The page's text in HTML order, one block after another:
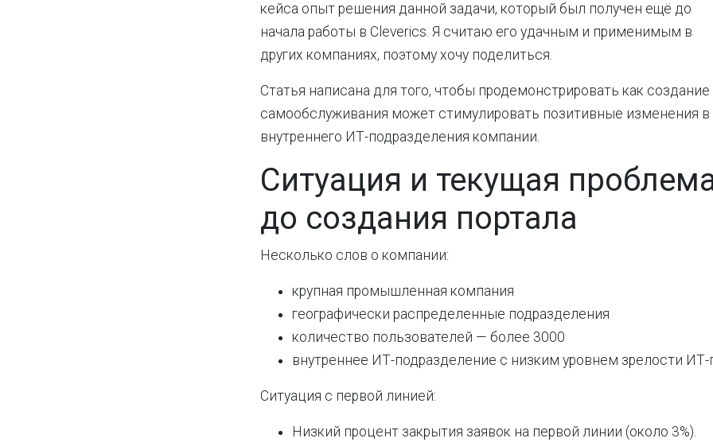
кейса опыт решения данной задачи, который был получен ещё до
начала работы в Cleverics. Я считаю его удачным и применимым в
других компаниях, поэтому хочу поделиться.
Статья написана для того, чтобы продемонстрировать как создание
самообслуживания может стимулировать позитивные изменения в
внутреннего ИТ-подразделения компании.
Ситуация и текущая
до создания портала
Несколько слов о компании:
крупная промышленная компания
географически распределенные подразделения
количество пользователей — более 3000
внутреннее ИТ-подразделение с низким уровнем зрелости ИТ-
Ситуация с первой линией:
Низкий процент закрытия заявок на первой линии (около 3%).